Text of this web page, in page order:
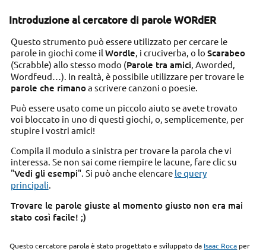
Introduzione al cercatore di parole WORdER
Questo strumento può essere utilizzato per cercare le
parole in giochi come il Wordle , i cruciverba, o lo Scarabeo
(Scrabble) allo stesso modo (Parole tra amici , Aworded,
Wordfeud…). In realtà, è possibile utilizzare per trovare le
parole che rimanoa scrivere canzoni o poesie.
Può essere usato come un piccolo aiuto se avete trovato
voi bloccato in uno di questi giochi, o, semplicemente, per
stupire i vostri amici!
Compila il modulo a sinistra per trovare la parola che vi
interessa. Se non sai come riempire le lacune, fare clic su
"Vedi gli esempi". Si può anche elencare le query
principali.
Trovare le parole giuste al momento giusto non era mai
stato così facile! ;)
Questo cercatore parola è stato progettato e sviluppato da Isaac Roca per